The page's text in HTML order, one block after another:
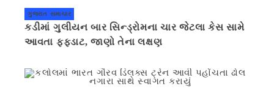
ગુજરાત સમાચાર
કડીમાં ગુલીયન બાર સિન્ડ્રોમના ચાર જેટલા કેસ સામે
આવતા ફફડાટ, જાણો તેના લક્ષણ